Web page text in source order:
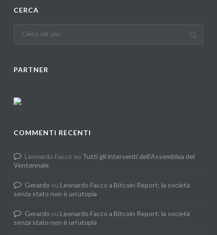
CERCA
PARTNER
COMMENTI RECENTI
Leonardo Facco su Tutti gli interventi dell’Assemblea del
Ventennale
Gerardo su Leonardo Facco a Bitcoin Report: la società
senza stato non è un’utopia
Gerardo su Leonardo Facco a Bitcoin Report: la società
senza stato non è un’utopia